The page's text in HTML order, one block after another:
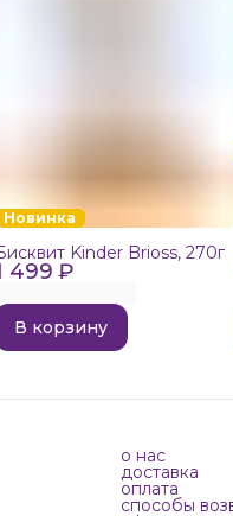
Новинка
499 ₽
Kinder Brioss, 270г
В корзину
о нас
доставка
оплата
способы